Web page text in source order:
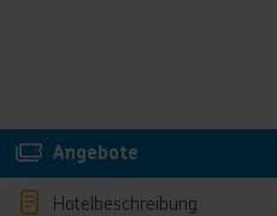
Angebote
Hotelbeschreibung